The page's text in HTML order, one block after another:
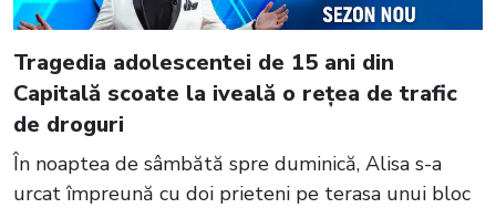
Tragedia adolescentei de 15 ani din
Capitală scoate la iveală o rețea de trafic
de droguri
În noaptea de sâmbătă spre duminică, Alisa s-a
urcat împreună cu doi prieteni pe terasa unui bloc